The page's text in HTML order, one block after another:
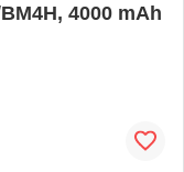
4000 mAh